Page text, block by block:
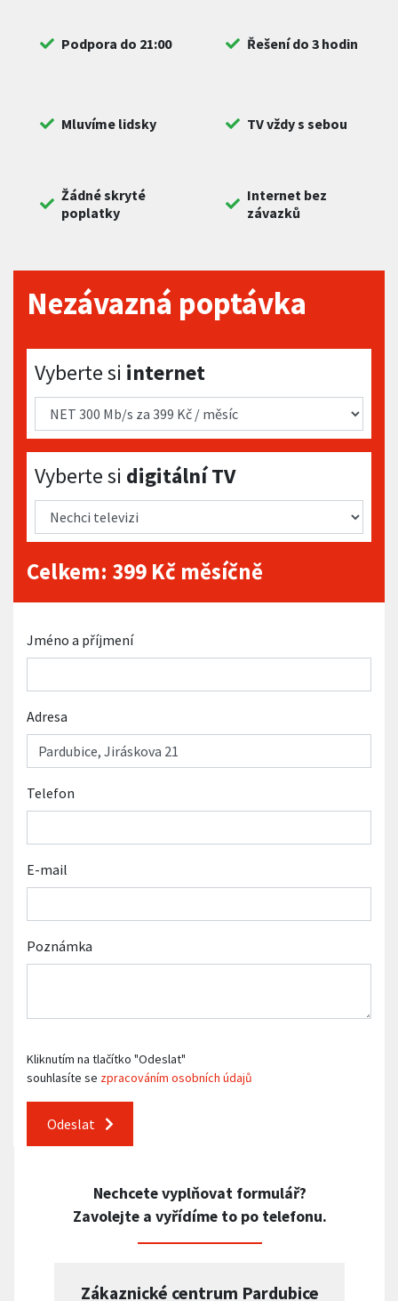
Podpora do 21:00 Řešení do 3 hodin
Mluvíme lidsky TV vždy s sebou
Žádné skryté
poplatky
Internet bez
závazků
Nezávazná poptávka
Vyberte si internet
Vyberte si internet
Vyberte si digitální TV
Vyberte si digitální TV
Celkem: 399 Kč měsíčně
Jméno a příjmení
Adresa
Telefon
E-mail
Poznámka
Kliknutím na tlačítko "Odeslat"
souhlasíte se zpracováním osobních údajů
Odeslat
Nechcete vyplňovat formulář?
Zavolejte a vyřídíme to po telefonu.
Zákaznické centrum Pardubice